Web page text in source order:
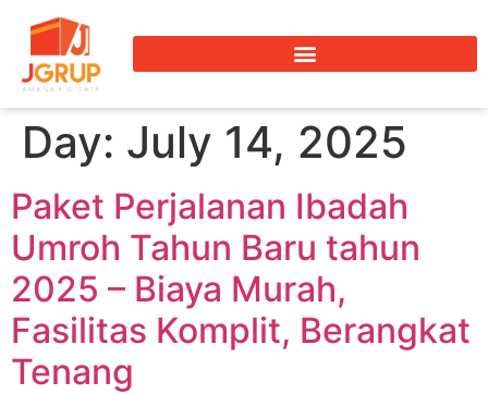
Day: July 14, 2025
Paket Perjalanan Ibadah
Umroh Tahun Baru tahun
2025 – Biaya Murah,
Fasilitas Komplit, Berangkat
Tenang